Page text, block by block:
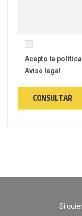
Acepto la
Aviso legal
Si